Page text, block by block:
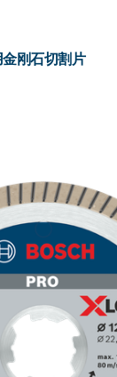
刚石切割片